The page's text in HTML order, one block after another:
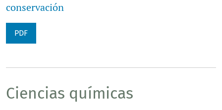
conservación
PDF
Ciencias químicas